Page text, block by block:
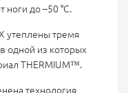
до –50 °C.
утеплены тремя
одной из которых
THERMIUM™.
технология,